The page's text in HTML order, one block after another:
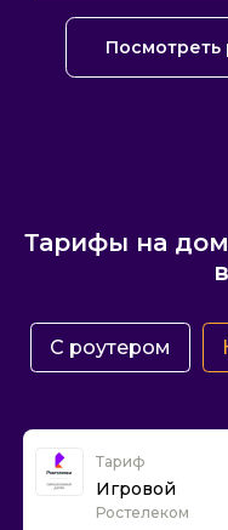
Посмотреть
Тарифы на
С роутером
Тариф
Игровой
Ростелеком